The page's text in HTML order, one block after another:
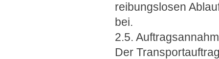
reibungslosen
bei.
2.5.
Der